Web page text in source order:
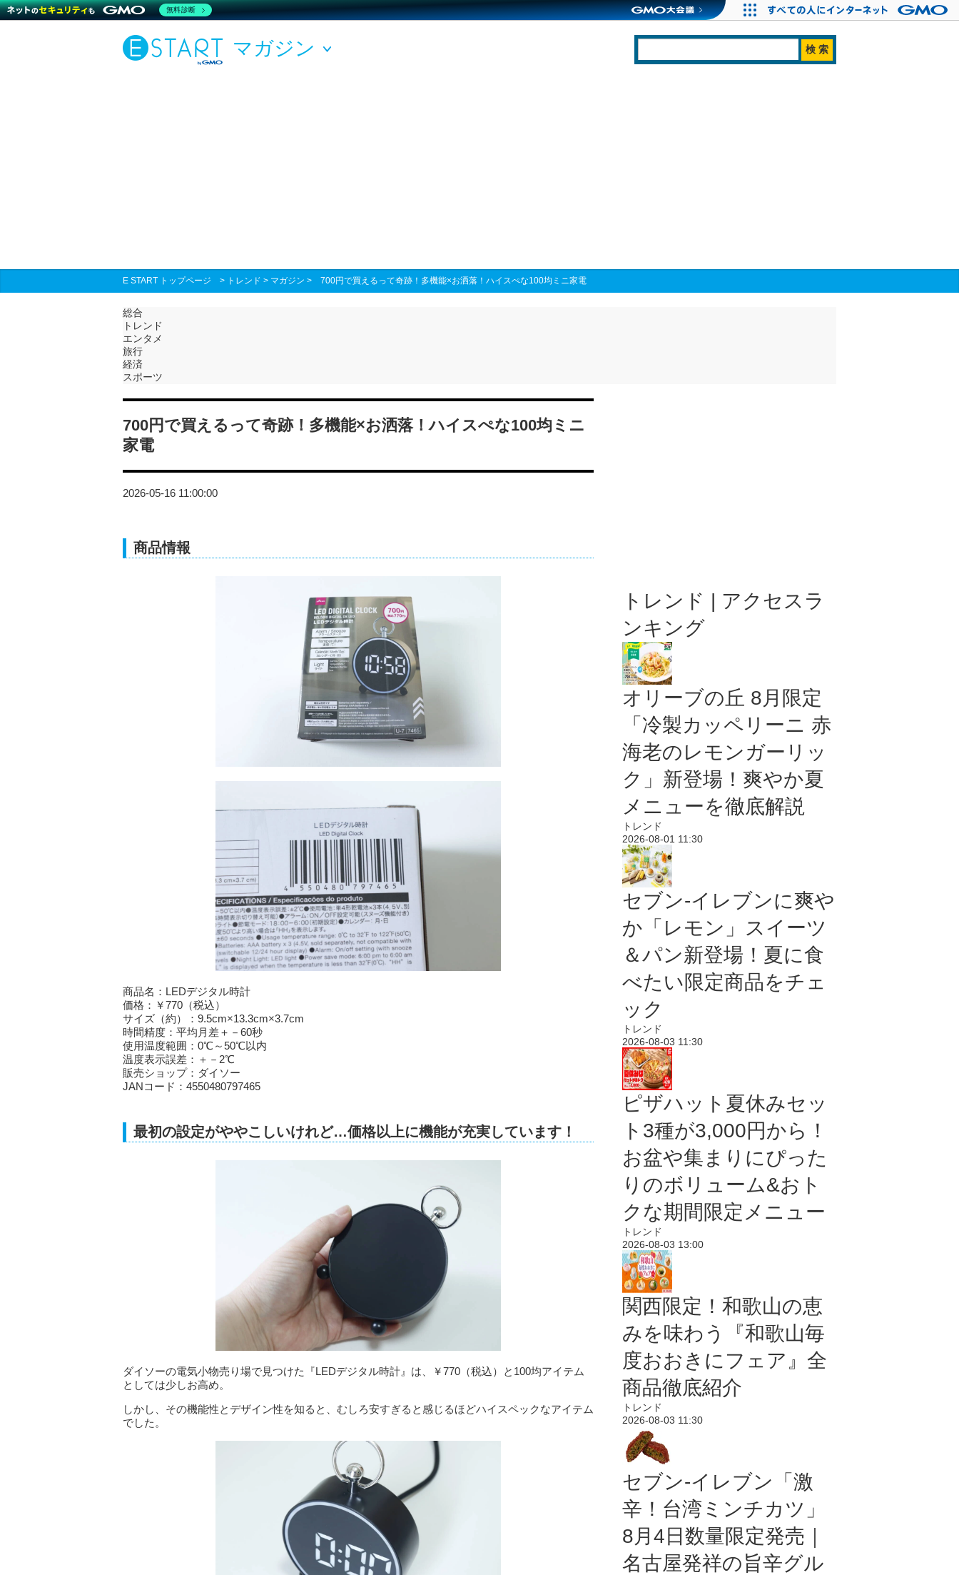
マガジン
E START トップページ > トレンド > マガジン > 700円で買えるって奇跡！多機能×お洒落！ハイスぺな100均ミニ家電
総合
トレンド
エンタメ
旅行
経済
スポーツ
700円で買えるって奇跡！多機能×お洒落！ハイスぺな100均ミニ
家電
2026-05-16 11:00:00
商品情報
商品名：LEDデジタル時計
価格：￥770（税込）
サイズ（約）：9.5cm×13.3cm×3.7cm
時間精度：平均月差＋－60秒
使用温度範囲：0℃～50℃以内
温度表示誤差：＋－2℃
販売ショップ：ダイソー
JANコード：4550480797465
最初の設定がややこしいけれど…価格以上に機能が充実しています！
ダイソーの電気小物売り場で見つけた『LEDデジタル時計』は、￥770（税込）と100均アイテム
としては少しお高め。
しかし、その機能性とデザイン性を知ると、むしろ安すぎると感じるほどハイスペックなアイテム
でした。
トレンド | アクセスラ
ンキング
オリーブの丘 8月限定
「冷製カッペリーニ 赤
海老のレモンガーリッ
ク」新登場！爽やか夏
メニューを徹底解説
トレンド
2026-08-01 11:30
セブン‐イレブンに爽や
か「レモン」スイーツ
＆パン新登場！夏に食
べたい限定商品をチェ
ック
トレンド
2026-08-03 11:30
ピザハット夏休みセッ
ト3種が3,000円から！
お盆や集まりにぴった
りのボリューム&おト
クな期間限定メニュー
トレンド
2026-08-03 13:00
関西限定！和歌山の恵
みを味わう『和歌山毎
度おおきにフェア』全
商品徹底紹介
トレンド
2026-08-03 11:30
セブン-イレブン「激
辛！台湾ミンチカツ」
8月4日数量限定発売｜
名古屋発祥の旨辛グル
無料診断